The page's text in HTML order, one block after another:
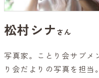
松村シナ さん
写真家。ことり会サブメ
り会だよりの写真を担当